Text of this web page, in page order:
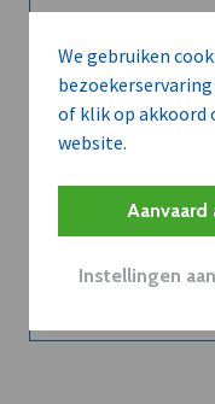
We gebruiken
of klik op akkoord
website.
Instellingen